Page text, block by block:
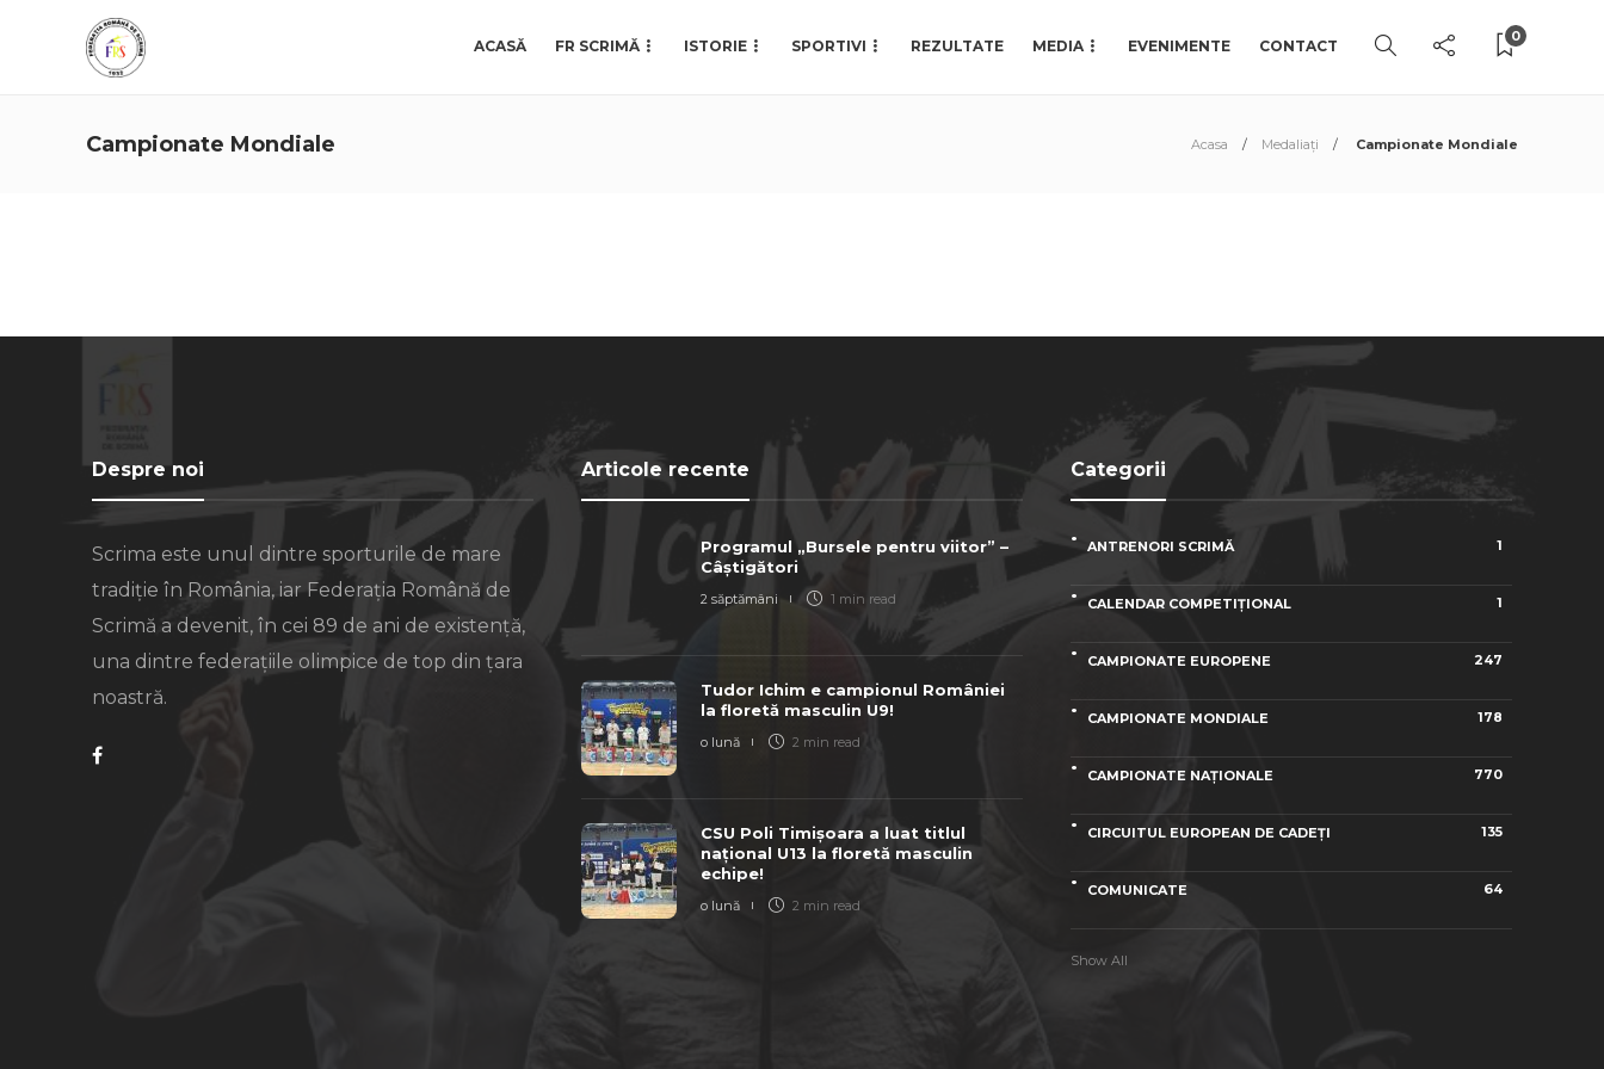
ACASĂ FR SCRIMĂ ISTORIE SPORTIVI REZULTATE MEDIA EVENIMENTE CONTACT
0
Campionate Mondiale Acasa Medaliați Campionate Mondiale
Despre noi
Scrima este unul dintre sporturile de mare
tradiție în România, iar Federația Română de
Scrimă a devenit, în cei 89 de ani de existență,
una dintre federațiile olimpice de top din țara
noastră.
Articole recente
Programul „Bursele pentru viitor” –
Câștigători
2 săptămâni 1 min read
Tudor Ichim e campionul României
la floretă masculin U9!
o lună 2 min read
CSU Poli Timișoara a luat titlul
național U13 la floretă masculin
echipe!
o lună 2 min read
Categorii
ANTRENORI SCRIMĂ 1
CALENDAR COMPETIȚIONAL 1
CAMPIONATE EUROPENE 247
CAMPIONATE MONDIALE 178
CAMPIONATE NAȚIONALE 770
CIRCUITUL EUROPEAN DE CADEȚI 135
COMUNICATE 64
Show All